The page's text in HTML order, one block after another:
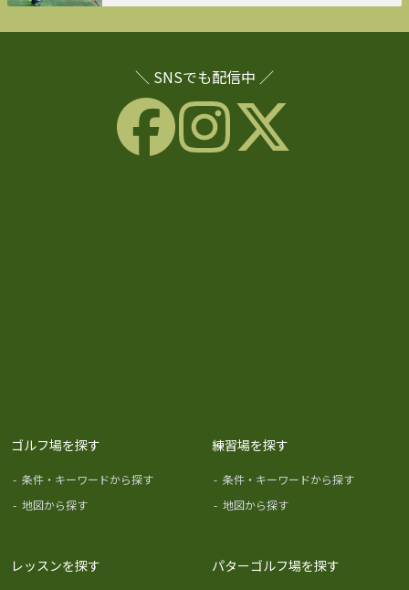
＼ SNSでも配信中 ／
ゴルフ場を探す
- 条件・キーワードから探す
- 地図から探す
練習場を探す
- 条件・キーワードから探す
- 地図から探す
レッスンを探す パターゴルフ場を探す